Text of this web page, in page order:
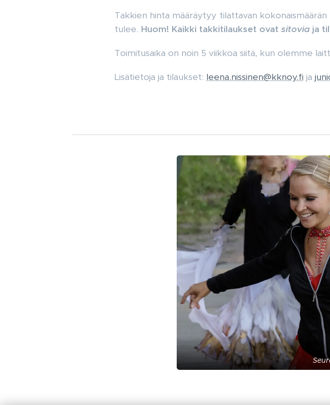
Takkien hinta määräytyy tilattavan
tulee. Huom! Kaikki takkitilaukset ovat sitovia ja
Toimitusaika on noin 5 viikkoa siitä, kun olemme
Lisätietoja ja tilaukset: leena.nissinen@kknoy.fi ja